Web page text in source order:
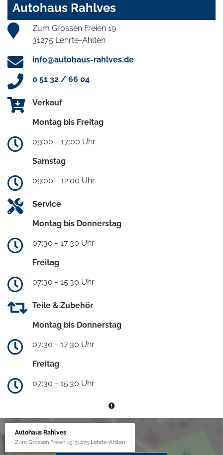
Autohaus Rahlves
Zum Grossen Freien 19
31275 Lehrte-Ahlten
info@autohaus-rahlves.de
0 51 32 / 66 04
Verkauf
Montag bis Freitag
09:00 - 17:00 Uhr
Samstag
09:00 - 12:00 Uhr
Service
Montag bis Donnerstag
07:30 - 17:30 Uhr
Freitag
07:30 - 15:30 Uhr
Teile & Zubehör
Montag bis Donnerstag
07:30 - 17:30 Uhr
Freitag
07:30 - 15:30 Uhr
Autohaus Rahlves
Zum Grossen Freien 19, 31275 Lehrte-Ahlten